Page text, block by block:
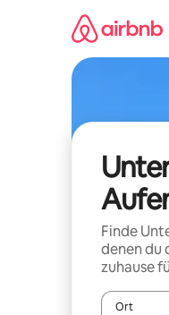
Finde
denen du
zuhause
Ort